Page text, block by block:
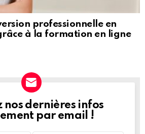
professionnelle en
à la formation en ligne
nos dernières infos
par email !